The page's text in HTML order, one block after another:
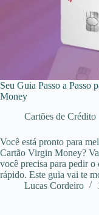
Seu Guia Passo a Passo
Money
Cartões de Crédito
Você está pronto para
Cartão Virgin Money?
você precisa para pedir
rápido. Este guia vai te
Lucas Cordeiro